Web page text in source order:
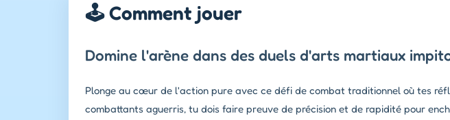
🕹️ Comment jouer
Domine l'arène dans des duels d'arts martiaux
Plonge au cœur de l'action pure avec ce défi de combat traditionnel où tes
combattants aguerris, tu dois faire preuve de précision et de rapidité pour